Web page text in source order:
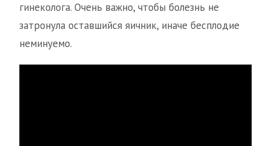
гинеколога. Очень важно, чтобы болезнь не
затронула оставшийся яичник, иначе бесплодие
неминуемо.